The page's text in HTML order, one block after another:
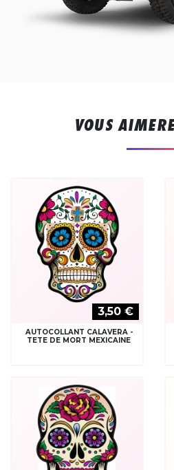
VOUS
3,50 €
AUTOCOLLANT CALAVERA -
TETE DE MORT MEXICAINE